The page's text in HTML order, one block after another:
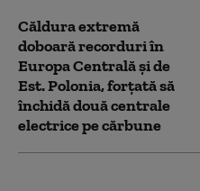
Căldura extremă
doboară recorduri în
Europa Centrală și de
Est. Polonia, forțată să
închidă două centrale
electrice pe cărbune